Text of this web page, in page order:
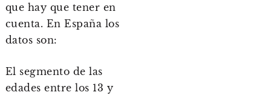
que hay que tener en
cuenta. En España los
datos son:
El segmento de las
edades entre los 13 y